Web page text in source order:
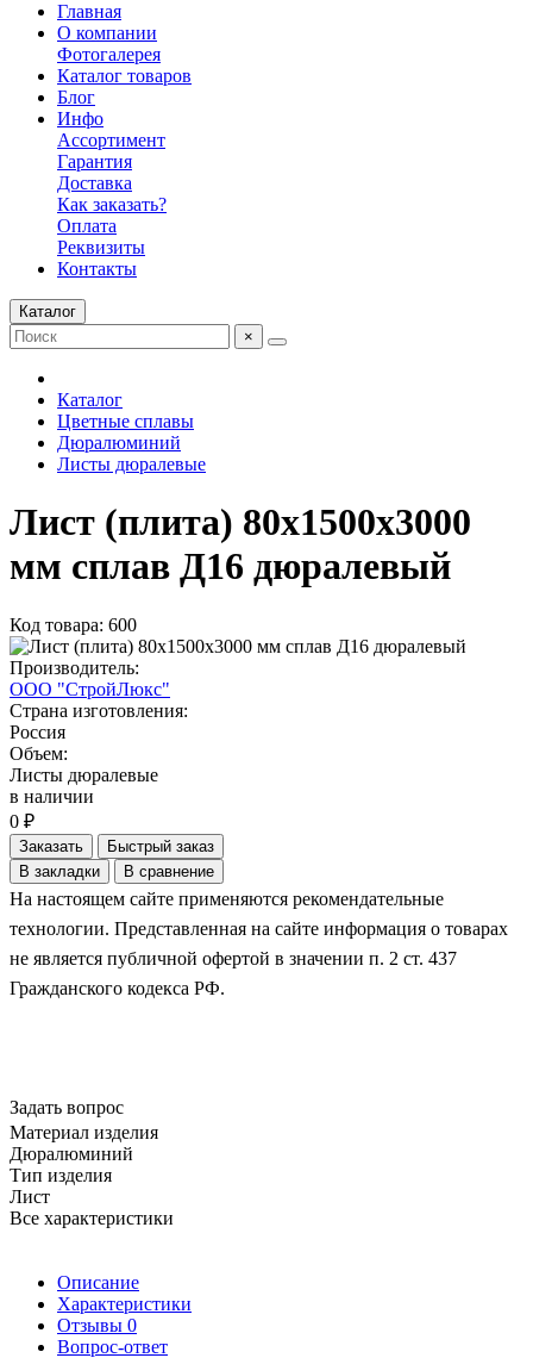
Главная
О компании
Фотогалерея
Каталог товаров
Блог
Инфо
Ассортимент
Гарантия
Доставка
Как заказать?
Оплата
Реквизиты
Контакты
Каталог
×
Каталог
Цветные сплавы
Дюралюминий
Листы дюралевые
Лист (плита) 80х1500х3000
мм сплав Д16 дюралевый
Код товара: 600
Производитель:
ООО "СтройЛюкс"
Страна изготовления:
Россия
Объем:
Листы дюралевые
в наличии
0 ₽
Заказать
Быстрый заказ
В закладки
В сравнение
На настоящем сайте применяются рекомендательные
технологии. Представленная на сайте информация о товарах
не является публичной офертой в значении п. 2 ст. 437
Гражданского кодекса РФ.
Задать вопрос
Материал изделия
Дюралюминий
Тип изделия
Лист
Все характеристики
Описание
Характеристики
Отзывы 0
Вопрос-ответ